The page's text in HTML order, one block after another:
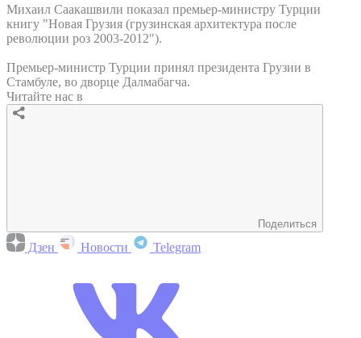
Михаил Саакашвили показал премьер-министру Турции
книгу "Новая Грузия (грузинская архитектура после
революции роз 2003-2012").
Премьер-министр Турции принял президента Грузии в
Стамбуле, во дворце Далмабагча.
Читайте нас в
Поделиться
Дзен Новости Telegram